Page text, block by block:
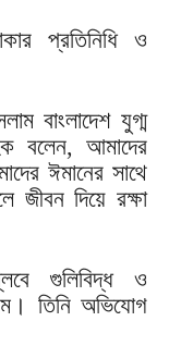
প্রতিনিধি ও
বাংলাদেশ যুগ্ম
বলেন, আমাদের
ঈমানের সাথে
জীবন দিয়ে রক্ষা
গুলিবিদ্ধ ও
তিনি অভিযোগ